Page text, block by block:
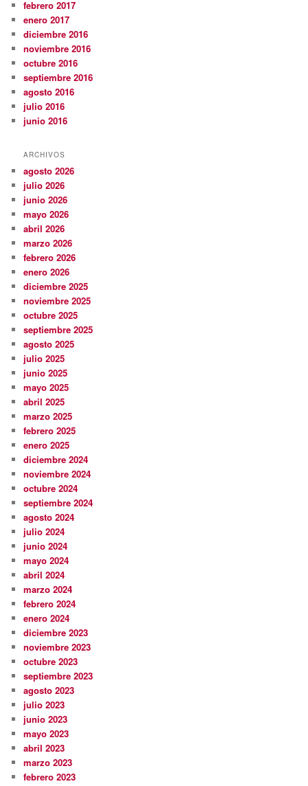
febrero 2017
enero 2017
diciembre 2016
noviembre 2016
octubre 2016
septiembre 2016
agosto 2016
julio 2016
junio 2016
ARCHIVOS
agosto 2026
julio 2026
junio 2026
mayo 2026
abril 2026
marzo 2026
febrero 2026
enero 2026
diciembre 2025
noviembre 2025
octubre 2025
septiembre 2025
agosto 2025
julio 2025
junio 2025
mayo 2025
abril 2025
marzo 2025
febrero 2025
enero 2025
diciembre 2024
noviembre 2024
octubre 2024
septiembre 2024
agosto 2024
julio 2024
junio 2024
mayo 2024
abril 2024
marzo 2024
febrero 2024
enero 2024
diciembre 2023
noviembre 2023
octubre 2023
septiembre 2023
agosto 2023
julio 2023
junio 2023
mayo 2023
abril 2023
marzo 2023
febrero 2023